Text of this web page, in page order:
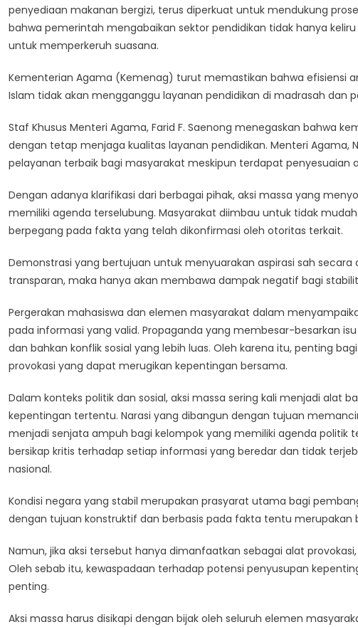
penyediaan makanan bergizi, terus diperkuat untuk mendukung
bahwa pemerintah mengabaikan sektor pendidikan tidak hanya
untuk memperkeruh suasana.
Kementerian Agama (Kemenag) turut memastikan bahwa efisiensi
Islam tidak akan mengganggu layanan pendidikan di madrasah dan
Staf Khusus Menteri Agama, Farid F. Saenong menegaskan bahwa
dengan tetap menjaga kualitas layanan pendidikan. Menteri
pelayanan terbaik bagi masyarakat meskipun terdapat penyesuaian
Dengan adanya klarifikasi dari berbagai pihak, aksi massa yang
memiliki agenda terselubung. Masyarakat diimbau untuk tidak
berpegang pada fakta yang telah dikonfirmasi oleh otoritas terkait.
Demonstrasi yang bertujuan untuk menyuarakan aspirasi sah
transparan, maka hanya akan membawa dampak negatif bagi
Pergerakan mahasiswa dan elemen masyarakat dalam
pada informasi yang valid. Propaganda yang membesar-besarkan
dan bahkan konflik sosial yang lebih luas. Oleh karena itu, penting
provokasi yang dapat merugikan kepentingan bersama.
Dalam konteks politik dan sosial, aksi massa sering kali menjadi alat
kepentingan tertentu. Narasi yang dibangun dengan tujuan
menjadi senjata ampuh bagi kelompok yang memiliki agenda politik
bersikap kritis terhadap setiap informasi yang beredar dan tidak
nasional.
Kondisi negara yang stabil merupakan prasyarat utama bagi
dengan tujuan konstruktif dan berbasis pada fakta tentu merupakan
Namun, jika aksi tersebut hanya dimanfaatkan sebagai alat
Oleh sebab itu, kewaspadaan terhadap potensi penyusupan
penting.
Aksi massa harus disikapi dengan bijak oleh seluruh elemen